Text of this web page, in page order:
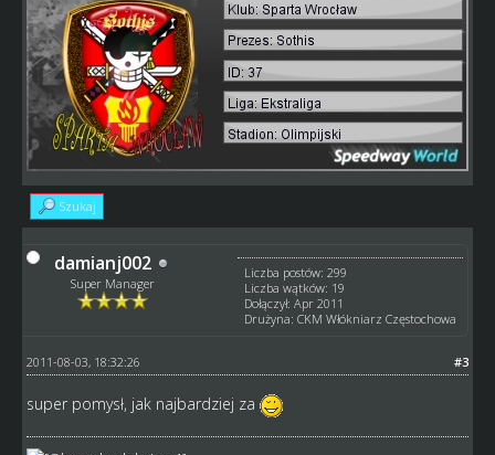
Szukaj
damianj002
Super Manager
Liczba postów: 299
Liczba wątków: 19
Dołączył: Apr 2011
Drużyna: CKM Włókniarz Częstochowa
#3
2011-08-03, 18:32:26
super pomysł, jak najbardziej za